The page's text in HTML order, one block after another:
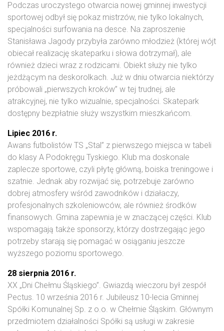
Podczas uroczystego otwarcia nowej gminnej inwestycji
sportowej odbył się pokaz mistrzów, nie tylko lokalnych,
specjalności surfowania na desce. Na zaproszenie
Stanisława Jagody przybyła zarówno młodzież (której wójt
obiecał realizację skateparku i słowa dotrzymał), ale
również dzieci wraz z rodzicami. Obiekt służy nie tylko
jeżdżącym na deskorolkach. Już w dniu otwarcia niektórzy
próbowali „pierwszych kroków” w tej trudnej, ale
atrakcyjnej, nie tylko wizualnie, specjalności. Skatepark
dostępny bezpłatnie służy wszystkim mieszkańcom.
Lipiec 2016 r.
Awans futbolistów TS „Stal” z pierwszego miejsca w tabeli
do klasy A Podokręgu Tyskiego. Klub ma doskonale
zaplecze sportowe, czyli płytę główną, boiska treningowe i
szatnie. Jednak aby rozwijać się, potrzebuje zarówno
dobrej atmosfery wśród zawodników i działaczy,
profesjonalnych szkoleniowców, ale również środków
finansowych. Gmina zapewnia je w znaczącej części. Klub
wspomagają także sponsorzy, którzy dostrzegając jego
potrzeby starają się pomagać w osiąganiu jeszcze
wyższego poziomu sportowego.
28 sierpnia 2016 r.
XX „Dni Chełmu Śląskiego”. Gwiazdą wieczoru był zespół
Pectus. 10 września 2016 r. Jubileusz 10-lecia Gminnej
Spółki Komunalnej Sp. z o.o. w Chełmie Śląskim. Głównym
przedmiotem działalności Spółki są usługi w zakresie